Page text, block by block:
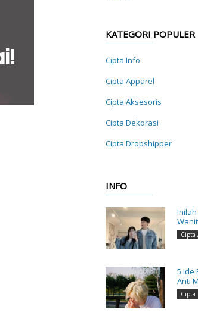
KATEGORI POPULER
Cipta Info
Cipta Apparel
Cipta Aksesoris
Cipta Dekorasi
Cipta Dropshipper
INFO
Cipta
5 Ide
Anti
Cipta